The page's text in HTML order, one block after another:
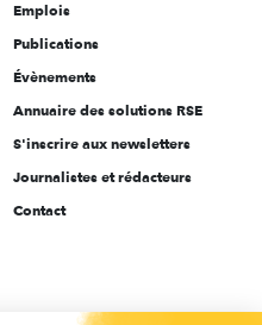
Emplois
Publications
Évènements
Annuaire des solutions RSE
S'inscrire aux newsletters
Journalistes et rédacteurs
Contact